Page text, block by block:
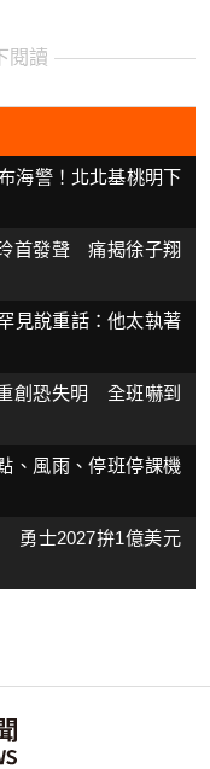
閱讀
海警！北北基桃明下
首發聲 痛揭徐子翔
見說重話：他太執著
創恐失明 全班嚇到
、風雨、停班停課機
勇士2027拚1億美元